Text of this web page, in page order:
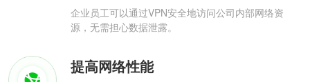
企业员工可以通过VPN安全地访问公司内部网络资
源，无需担心数据泄露。
提高网络性能